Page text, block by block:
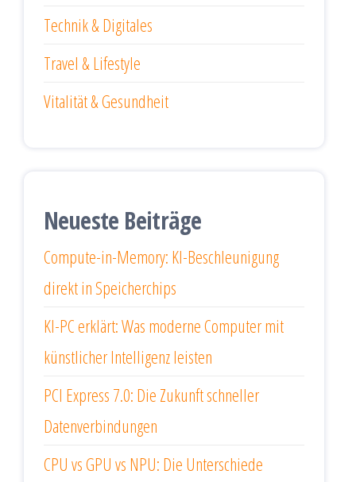
Technik & Digitales
Travel & Lifestyle
Vitalität & Gesundheit
Neueste Beiträge
Compute-in-Memory: KI-Beschleunigung
direkt in Speicherchips
KI-PC erklärt: Was moderne Computer mit
künstlicher Intelligenz leisten
PCI Express 7.0: Die Zukunft schneller
Datenverbindungen
CPU vs GPU vs NPU: Die Unterschiede